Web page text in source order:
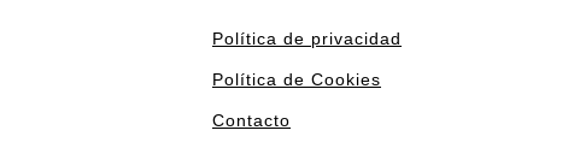
Política de privacidad
Política de Cookies
Contacto